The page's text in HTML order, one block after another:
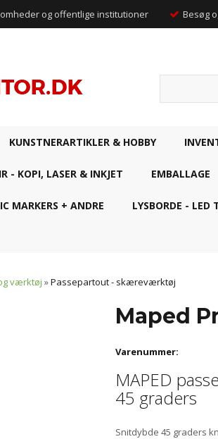
og offentlige institutioner Besøg
KUNSTNERARTIKLER & HOBBY
- KOPI, LASER & INKJET EMBALLAGE
MARKERS + ANDRE LYSBORDE - LED
værktøj »Passepartout - skæreværktøj
Maped
Varenummer:
MAPED
45 graders
Snitdybde 45 graders